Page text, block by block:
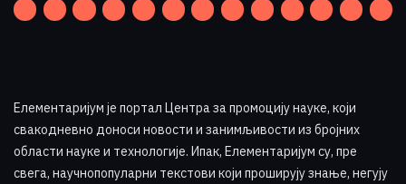
Елементаријум је портал Центра за промоцију науке, који
свакодневно доноси новости и занимљивости из бројних
области науке и технологије. Ипак, Елементаријум су, пре
свега, научнопопуларни текстови који проширују знање, негују